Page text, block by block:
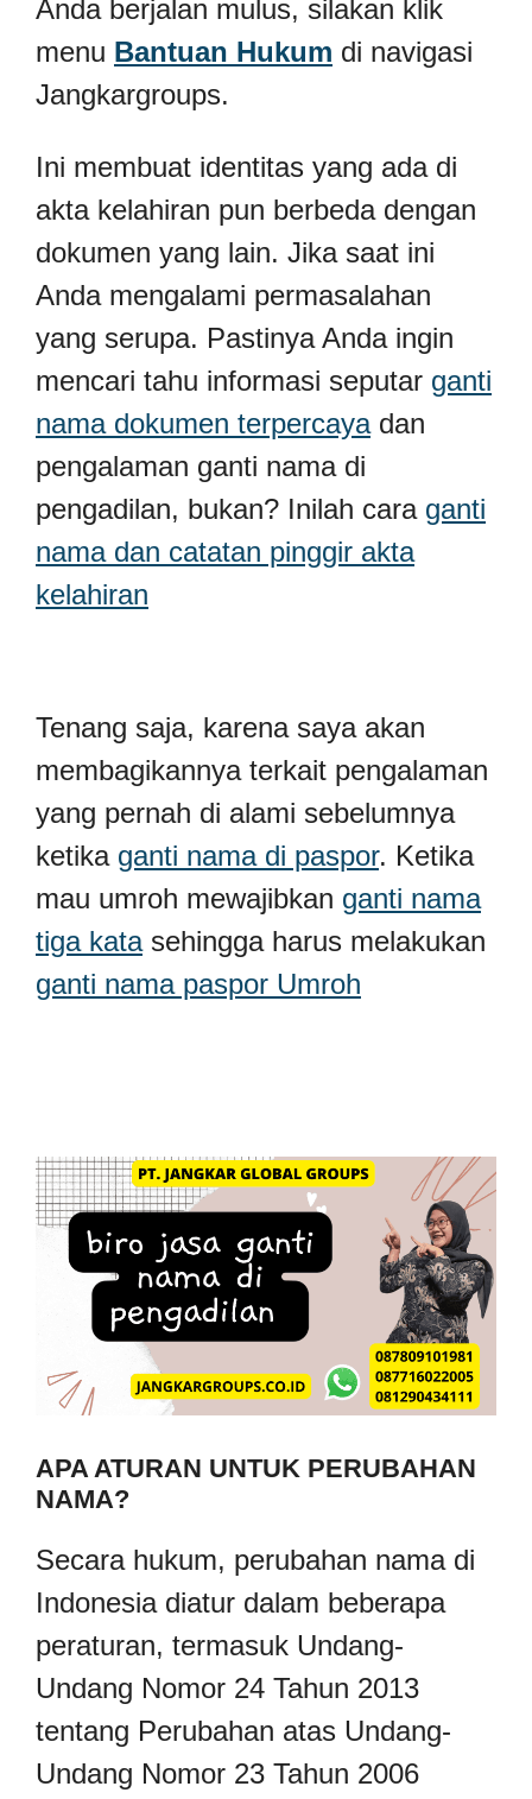
Anda berjalan mulus, silakan klik
menu Bantuan Hukum di navigasi
Jangkargroups.
Ini membuat identitas yang ada di
akta kelahiran pun berbeda dengan
dokumen yang lain. Jika saat ini
Anda mengalami permasalahan
yang serupa. Pastinya Anda ingin
mencari tahu informasi seputar ganti
nama dokumen terpercayadan
pengalaman ganti nama di
pengadilan, bukan? Inilah cara ganti
nama dan catatan pinggir akta
kelahiran
Tenang saja, karena saya akan
membagikannya terkait pengalaman
yang pernah di alami sebelumnya
ketika ganti nama di paspor. Ketika
mau umroh mewajibkan ganti nama
tiga katasehingga harus melakukan
ganti nama paspor Umroh
APA ATURAN UNTUK PERUBAHAN
NAMA?
Secara hukum, perubahan nama di
Indonesia diatur dalam beberapa
peraturan, termasuk Undang-
Undang Nomor 24 Tahun 2013
tentang Perubahan atas Undang-
Undang Nomor 23 Tahun 2006